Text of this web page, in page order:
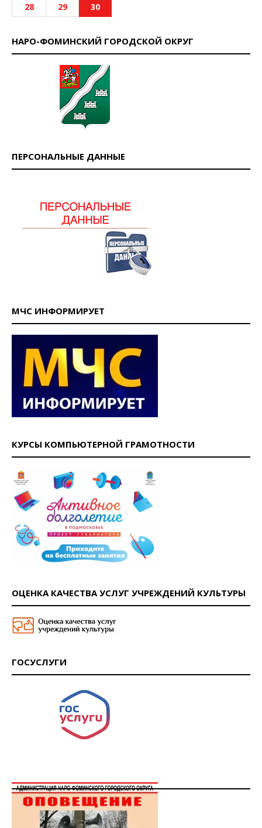
28
29 30
НАРО-ФОМИНСКИЙ ГОРОДСКОЙ ОКРУГ
ПЕРСОНАЛЬНЫЕ ДАННЫЕ
МЧС ИНФОРМИРУЕТ
КУРСЫ КОМПЬЮТЕРНОЙ ГРАМОТНОСТИ
ОЦЕНКА КАЧЕСТВА УСЛУГ УЧРЕЖДЕНИЙ КУЛЬТУРЫ
ГОСУСЛУГИ